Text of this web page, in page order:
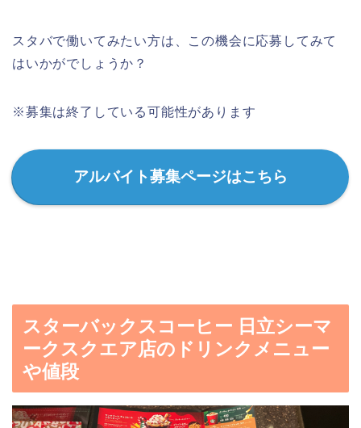
スタバで働いてみたい方は、この機会に応募してみて
はいかがでしょうか？
※募集は終了している可能性があります
アルバイト募集ページはこちら
スターバックスコーヒー 日立シーマ
ークスクエア店のドリンクメニュー
や値段